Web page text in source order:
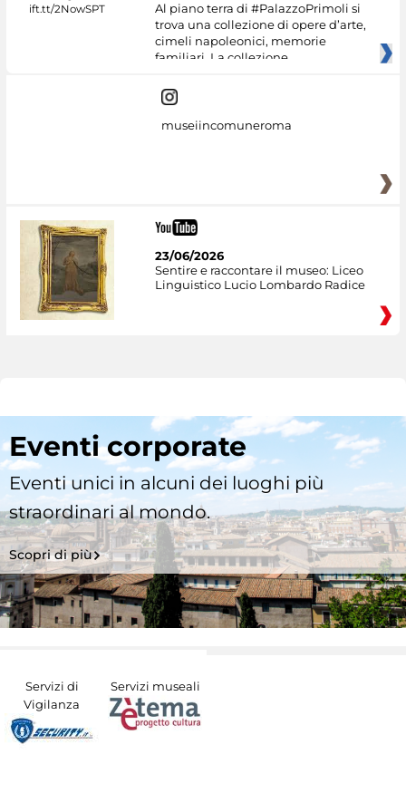
Al piano terra di #PalazzoPrimoli si
trova una collezione di opere d’arte,
cimeli napoleonici, memorie
familiari. La collezione
museiincomuneroma
23/06/2026
Sentire e raccontare il museo: Liceo
Linguistico Lucio Lombardo Radice
Eventi corporate
Eventi unici in alcuni dei luoghi più
straordinari al mondo.
Scopri di più
Servizi di
Vigilanza
Servizi museali